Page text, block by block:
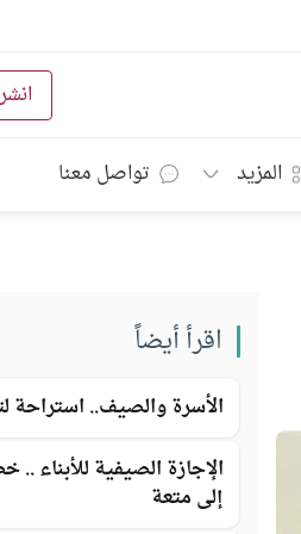
المزيد تواصل معنا
اقرأ أيضاً
الأسرة والصيف.. استراحة
الإجازة الصيفية للأبناء ..
إلى متعة